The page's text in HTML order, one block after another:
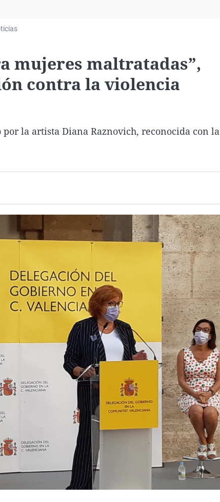
mujeres maltratadas”,
contra la violencia
la artista Diana Raznovich, reconocida con la